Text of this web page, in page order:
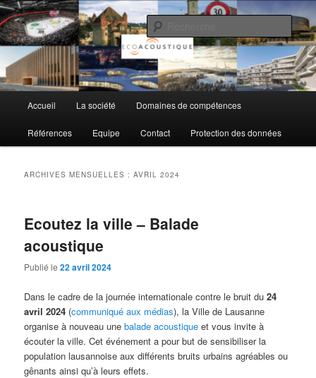
Aller
au
contenu
principal
Aller
au
contenu
secondaireEcoAcoustique SA
principal
Accueil La société Domaines de compétences
Références Equipe Contact Protection des données
ARCHIVES MENSUELLES :AVRIL 2024
Ecoutez la ville – Balade
acoustique
Publié le22 avril 2024
Dans le cadre de la journée internationale contre le bruit du24
avril 2024 (communiqué aux médias), la Ville de Lausanne
organise à nouveau unebalade acoustique et vous invite à
écouter la ville. Cet événement a pour but de sensibiliser la
population lausannoise aux différents bruits urbains agréables ou
gênants ainsi qu’à leurs effets.